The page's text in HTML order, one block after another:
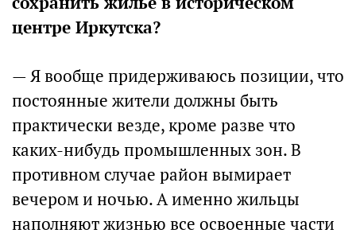
центре Иркутска?
— Я вообще придерживаюсь позиции, что
постоянные жители должны быть
практически везде, кроме разве что
каких-нибудь промышленных зон. В
противном случае район вымирает
вечером и ночью. А именно жильцы
наполняют жизнью все освоенные части